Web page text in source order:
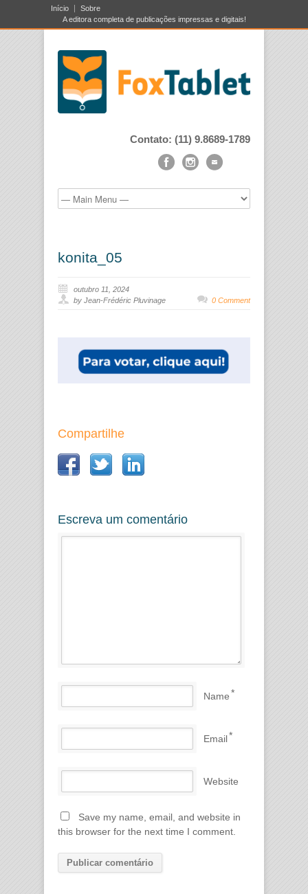
Início
Sobre
A editora completa de publicações impressas e digitais!
Contato: (11) 9.8689-1789
konita_05
outubro 11, 2024
by Jean-Frédéric Pluvinage
0 Comment
Compartilhe
Escreva um comentário
Name*
Email*
Website
Save my name, email, and website in
this browser for the next time I comment.